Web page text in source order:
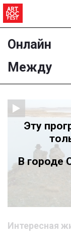
Онлайн
Между
Интересная
Эту
В городе